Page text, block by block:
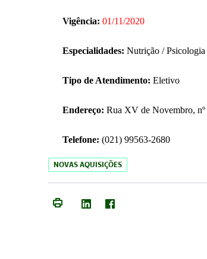
Vigência: 01/11/2020
Especialidades: Nutrição /
Tipo de Atendimento: Eletivo
Endereço: Rua XV de Novembro,
Telefone: (021) 99563-2680
NOVAS AQUISIÇÕES